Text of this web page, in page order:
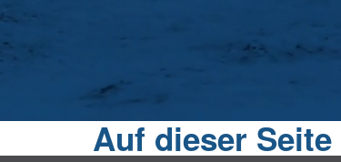
Auf dieser